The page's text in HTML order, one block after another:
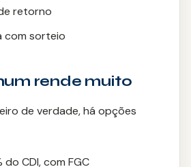
retorno
com sorteio
rende muito
de verdade, há opções
do CDI, com FGC